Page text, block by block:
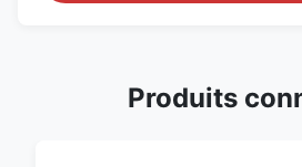
Produits